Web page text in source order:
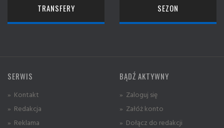
TRANSFERY SEZON
SERWIS
» Kontakt
» Redakcja
» Reklama
BĄDŹ AKTYWNY
» Zaloguj się
» Załóż konto
» Dołącz do redakcji